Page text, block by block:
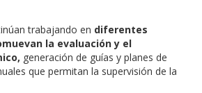
trabajando en diferentes
la evaluación y el
generación de guías y planes de
que permitan la supervisión de la